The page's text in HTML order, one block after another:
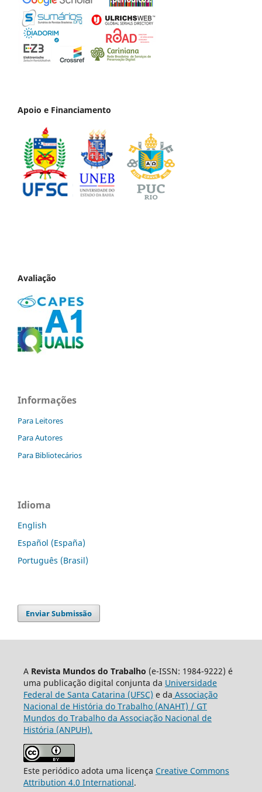
Apoio e Financiamento
Avaliação
Informações
Para Leitores
Para Autores
Para Bibliotecários
Idioma
English
Español (España)
Português (Brasil)
Enviar Submissão
A Revista Mundos do Trabalho (e-ISSN: 1984-9222) é
uma publicação digital conjunta da Universidade
Federal de Santa Catarina (UFSC) e da Associação
Nacional de História do Trabalho (ANAHT) / GT
Mundos do Trabalho da Associação Nacional de
História (ANPUH).
Este periódico adota uma licença Creative Commons
Attribution 4.0 International.